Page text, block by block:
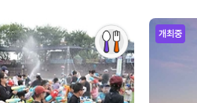
개최중